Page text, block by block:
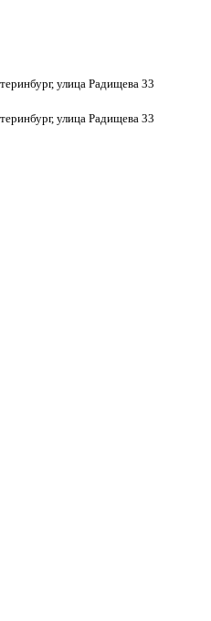
улица Радищева 33
улица Радищева 33